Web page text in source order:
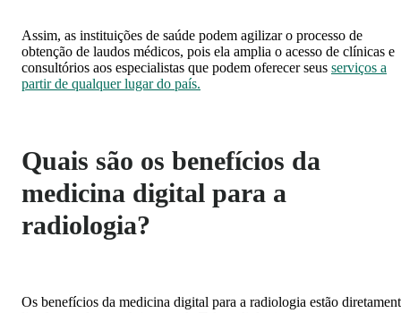
Assim, as instituições de saúde podem agilizar o processo de
obtenção de laudos médicos, pois ela amplia o acesso de clínicas e
consultórios aos especialistas que podem oferecer seus serviços a
partir de qualquer lugar do país.
Quais são os benefícios da
medicina digital para a
radiologia?
Os benefícios da medicina digital para a radiologia estão